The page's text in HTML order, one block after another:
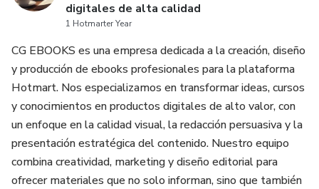
digitales de alta calidad
1 Hotmarter Year
CG EBOOKS es una empresa dedicada a la creación, diseño
y producción de ebooks profesionales para la plataforma
Hotmart. Nos especializamos en transformar ideas, cursos
y conocimientos en productos digitales de alto valor, con
un enfoque en la calidad visual, la redacción persuasiva y la
presentación estratégica del contenido. Nuestro equipo
combina creatividad, marketing y diseño editorial para
ofrecer materiales que no solo informan, sino que también